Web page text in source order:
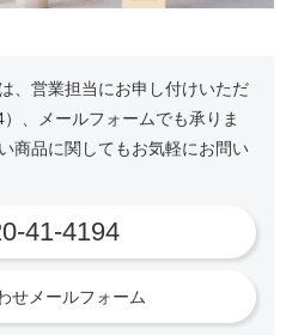
、営業担当にお申し付けいただ
、メールフォームでも承りま
商品に関してもお気軽にお問い
41-4194
せメールフォーム